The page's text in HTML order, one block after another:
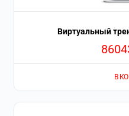
Виртуальный
В